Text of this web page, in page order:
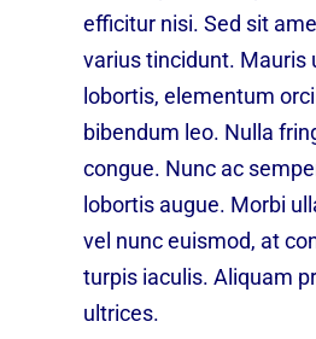
efficitur nisi. Sed sit
varius tincidunt. Mauris
lobortis, elementum
bibendum leo. Nulla
congue. Nunc ac
lobortis augue. Morbi
vel nunc euismod, at
turpis iaculis. Aliquam
ultrices.